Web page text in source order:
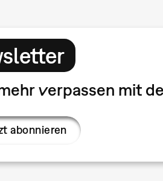
verpassen mit
abonnieren